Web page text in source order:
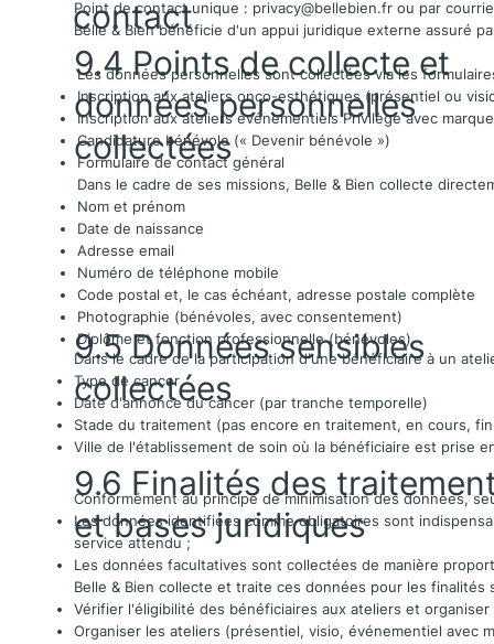
contact
Point de contact unique : privacy@bellebien.frou par
Belle & Bien bénéficie d'un appui juridique externe assuré
9.4 Points de collecte et
données personnelles
collectées
Les données personnelles sont collectées via les
Inscription aux ateliers onco-esthétiques (présentiel ou
Inscription aux ateliers événementiels Privilège avec
Candidature bénévole (« Devenir bénévole »)
Formulaire de contact général
Dans le cadre de ses missions, Belle & Bien collecte
Nom et prénom
Date de naissance
Adresse email
Numéro de téléphone mobile
Code postal et, le cas échéant, adresse postale complète
Photographie (bénévoles, avec consentement)
Diplôme et fonction professionnelle (bénévoles)
9.5 Données sensibles
collectées
Dans le cadre de la participation d'une bénéficiaire à un
Type de cancer
Date d'annonce du cancer (par tranche temporelle)
Stade du traitement (pas encore en traitement, en cours,
Ville de l'établissement de soin où la bénéficiaire est prise
9.6 Finalités des
et bases juridiques
Conformément au principe de minimisation des données,
Les données identifiées comme obligatoires sont
service attendu ;
Les données facultatives sont collectées de manière
Belle & Bien collecte et traite ces données pour les finalités
Vérifier l'éligibilité des bénéficiaires aux ateliers et
Organiser les ateliers (présentiel, visio, événementiel avec